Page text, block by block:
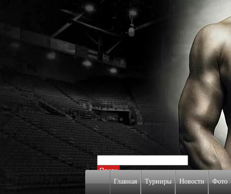
Главная Турниры Новости Фото